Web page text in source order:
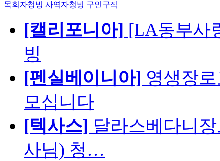
목회자청빙 사역자청빙 구인구직
[캘리포니아] [LA동부사
빙
[펜실베이니아] 영생장
모십니다
[텍사스] 달라스베다니
사님) 청…